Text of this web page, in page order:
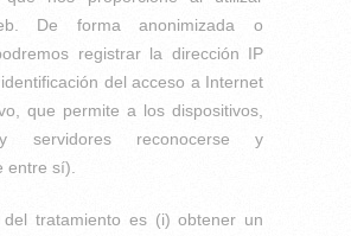
De forma anonimizada o
registrar la dirección IP
del acceso a Internet
que permite a los dispositivos,
servidores reconocerse y
entre sí).
del tratamiento es (i) obtener un